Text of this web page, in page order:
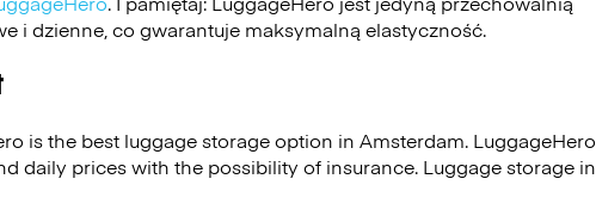
i dzienne, co gwarantuje maksymalną elastyczność.
is the best luggage storage option in Amsterdam. LuggageHero
daily prices with the possibility of insurance. Luggage storage in